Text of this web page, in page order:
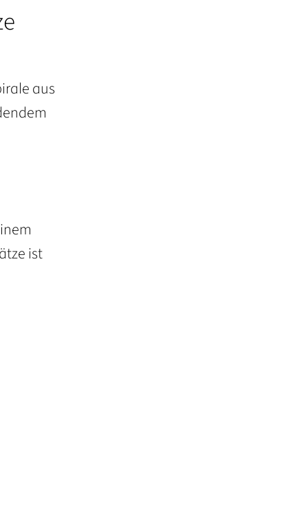
aus
ist